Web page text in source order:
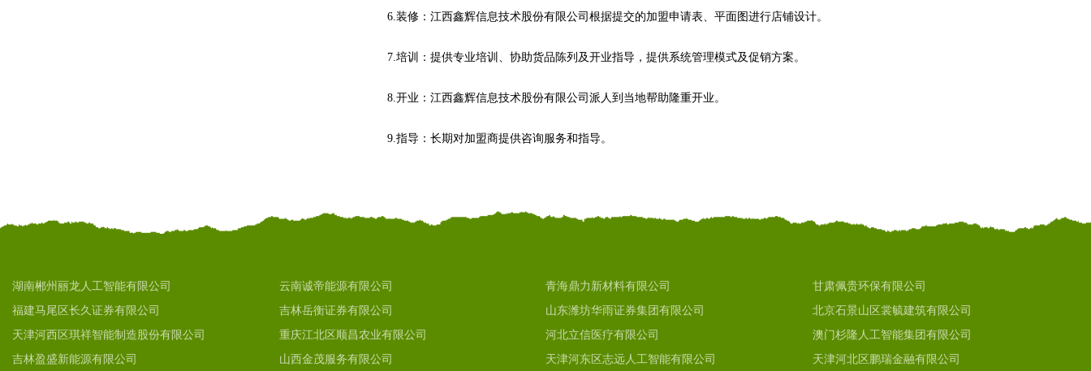
6.装修：江西鑫辉信息技术股份有限公司根据提交的加盟申请表、平面图进行店铺设计。
7.培训：提供专业培训、协助货品陈列及开业指导，提供系统管理模式及促销方案。
8.开业：江西鑫辉信息技术股份有限公司派人到当地帮助隆重开业。
9.指导：长期对加盟商提供咨询服务和指导。
湖南郴州丽龙人工智能有限公司 云南诚帝能源有限公司 青海鼎力新材料有限公司
甘肃佩贵环保有限公司
福建马尾区长久证券有限公司
吉林岳衡证券有限公司 山东潍坊华雨证券集团有限公司
北京石景山区裳毓建筑有限公司
天津河西区琪祥智能制造股份有限公司
重庆江北区顺昌农业有限公司 河北立信医疗有限公司
澳门杉隆人工智能集团有限公司
吉林盈盛新能源有限公司
山西金茂服务有限公司 天津河东区志远人工智能有限公司 天津河北区鹏瑞金融有限公司